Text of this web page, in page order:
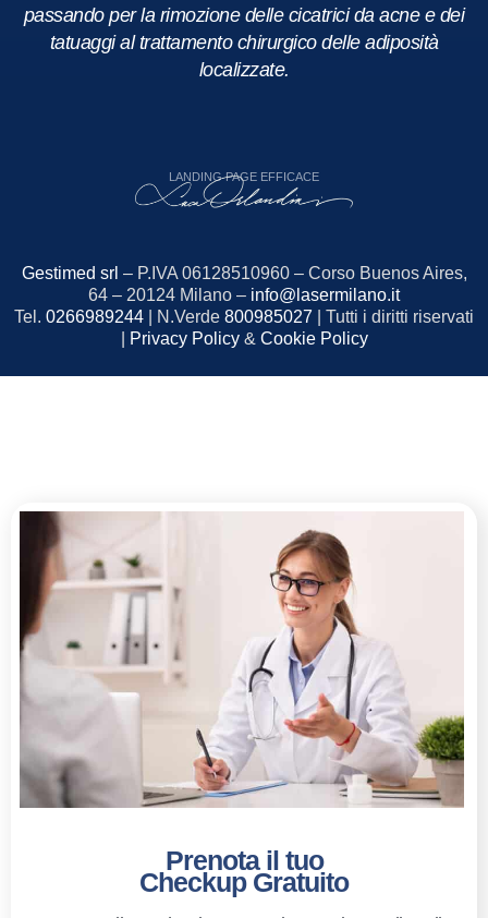
passando per la rimozione delle cicatrici da acne e dei
tatuaggi al trattamento chirurgico delle adiposità
localizzate.
LANDING PAGE EFFICACE
Gestimed srl – P.IVA 06128510960 – Corso Buenos Aires,
64 – 20124 Milano – info@lasermilano.it
Tel. 0266989244 | N.Verde 800985027 | Tutti i diritti riservati
Privacy Policy& Cookie Policy
Prenota il tuo
Checkup Gratuito